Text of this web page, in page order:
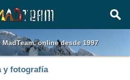
online desde 1997
y fotografía